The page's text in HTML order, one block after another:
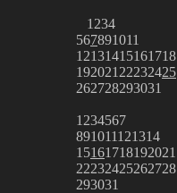
1 234
567891011
12131415161718
192021 22232425
262728293031
1 234567
891011121314
15161718192021
22232425262728
293031